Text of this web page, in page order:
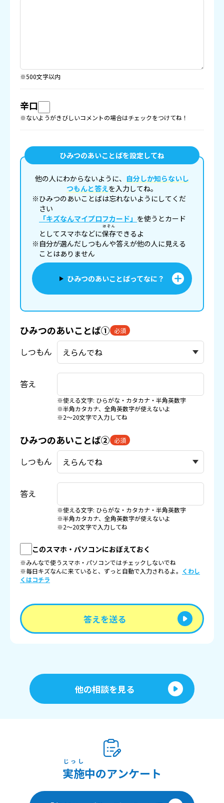
※500文字以内
辛口
※ないようがきびしいコメントの場合はチェックをつけてね！
ひみつのあいことばを設定してね
他の人にわからないように、 自分しか知らないし
つもんと答えを入力してね。
※ひみつのあいことばは忘れないようにしてくだ
さい
「キズなんマイプロフカード」 を使うとカード
としてスマホなどに保存
ほぞん
できるよ
※自分が選んだしつもんや答えが他の人に見える
ことはありません
ひみつのあいことばってなに？
ひみつのあいことば① 必須
しつもん
答え
※使える文字: ひらがな・カタカナ・半角英数字
※半角カタカナ、全角英数字が使えないよ
※2〜20文字で入力してね
ひみつのあいことば② 必須
しつもん
答え
※使える文字: ひらがな・カタカナ・半角英数字
※半角カタカナ、全角英数字が使えないよ
※2〜20文字で入力してね
このスマホ・パソコンにおぼえておく
※みんなで使うスマホ・パソコンではチェックしないでね
※毎日キズなんに来ていると、ずっと自動で入力されるよ。 くわし
くはコチラ
答えを送る
他の相談を見る
実施
じっし
中のアンケート